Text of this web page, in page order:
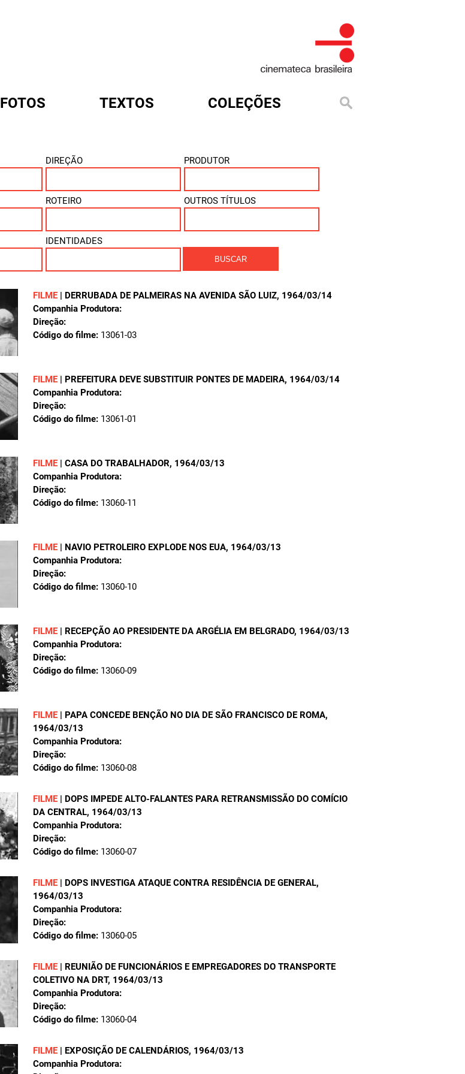
FOTOS TEXTOS COLEÇÕES
DIREÇÃO PRODUTOR
ROTEIRO OUTROS TÍTULOS
IDENTIDADES
FILME DERRUBADA DE PALMEIRAS NA AVENIDA SÃO LUIZ, 1964/03/14
Companhia Produtora:
Direção:
Código do filme: 13061-03
FILME PREFEITURA DEVE SUBSTITUIR PONTES DE MADEIRA, 1964/03/14
Companhia Produtora:
Direção:
Código do filme: 13061-01
FILME CASA DO TRABALHADOR, 1964/03/13
Companhia Produtora:
Direção:
Código do filme: 13060-11
FILME NAVIO PETROLEIRO EXPLODE NOS EUA, 1964/03/13
Companhia Produtora:
Direção:
Código do filme: 13060-10
FILME RECEPÇÃO AO PRESIDENTE DA ARGÉLIA EM BELGRADO, 1964/03/13
Companhia Produtora:
Direção:
Código do filme: 13060-09
FILME PAPA CONCEDE BENÇÃO NO DIA DE SÃO FRANCISCO DE ROMA,
1964/03/13
Companhia Produtora:
Direção:
Código do filme: 13060-08
FILME
DOPS IMPEDE ALTO-FALANTES PARA RETRANSMISSÃO DO COMÍCIO
DA CENTRAL, 1964/03/13
Companhia Produtora:
Direção:
Código do filme: 13060-07
FILME DOPS INVESTIGA ATAQUE CONTRA RESIDÊNCIA DE GENERAL,
1964/03/13
Companhia Produtora:
Direção:
Código do filme: 13060-05
FILME
REUNIÃO DE FUNCIONÁRIOS E EMPREGADORES DO TRANSPORTE
COLETIVO NA DRT, 1964/03/13
Companhia Produtora:
Direção:
Código do filme: 13060-04
FILME EXPOSIÇÃO DE CALENDÁRIOS, 1964/03/13
Companhia Produtora: